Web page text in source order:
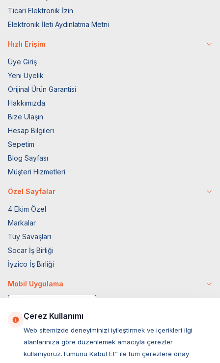
Ticari Elektronik İzin
Elektronik İleti Aydınlatma Metni
Hızlı Erişim
Üye Giriş
Yeni Üyelik
Orijinal Ürün Garantisi
Hakkımızda
Bize Ulaşın
Hesap Bilgileri
Sepetim
Blog Sayfası
Müşteri Hizmetleri
Özel Sayfalar
4 Ekim Özel
Markalar
Tüy Savaşları
Socar İş Birliği
İyzico İş Birliği
Mobil Uygulama
Çerez Kullanımı
Web sitemizde deneyiminizi iyileştirmek ve içerikleri ilgi
alanlarınıza göre düzenlemek amacıyla çerezler
kullanıyoruz.Tümünü Kabul Et” ile tüm çerezlere onay